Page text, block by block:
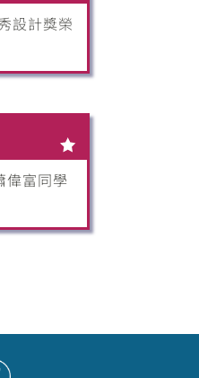
設計獎榮
偉富同學